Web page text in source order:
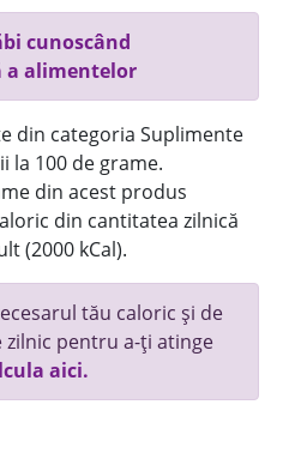
cunoscând
a alimentelor
din categoria Suplimente
la 100 de grame.
din acest produs
din cantitatea zilnică
(2000 kCal).
tău caloric și de
zilnic pentru a-ți atinge
aici.